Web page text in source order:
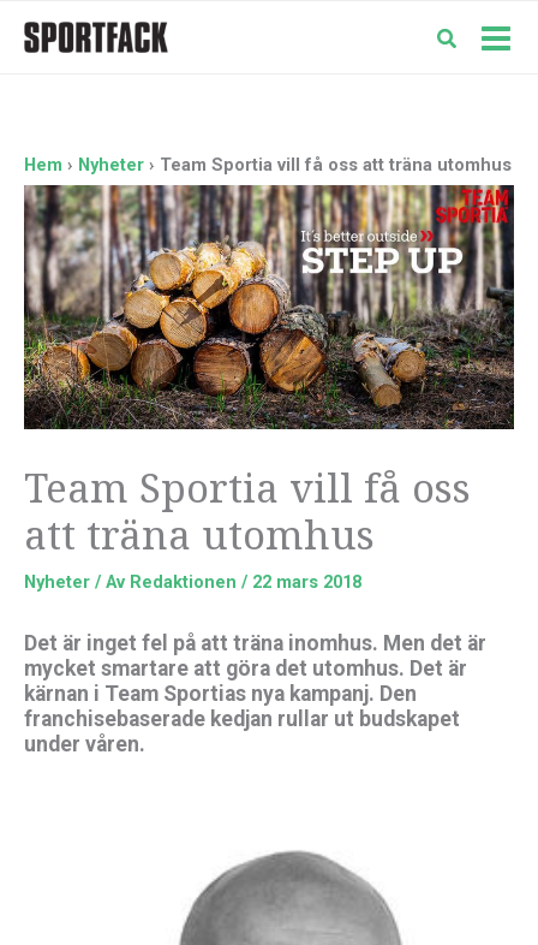
Hem Nyheter Team Sportia vill få oss att träna utomhus
Team Sportia vill få oss
att träna utomhus
Nyheter / Av Redaktionen / 22 mars 2018
Det är inget fel på att träna inomhus. Men det är
mycket smartare att göra det utomhus. Det är
kärnan i Team Sportias nya kampanj. Den
franchisebaserade kedjan rullar ut budskapet
under våren.